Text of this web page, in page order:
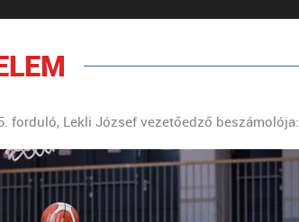
forduló, Lekli József vezetőedző beszámolója: